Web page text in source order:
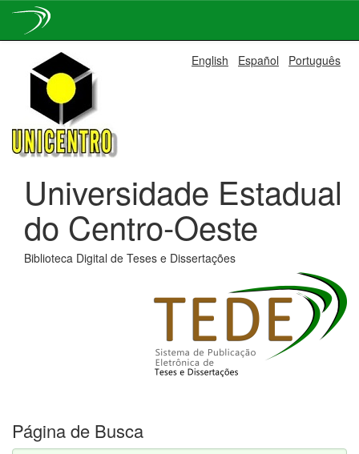
navigation
English Español Português
Universidade Estadual
do Centro-Oeste
Biblioteca Digital de Teses e Dissertações
Página de Busca